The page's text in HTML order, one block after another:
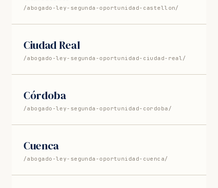
/abogado-ley-segunda-oportunidad-castellon/
Ciudad Real
/abogado-ley-segunda-oportunidad-ciudad-real/
Córdoba
/abogado-ley-segunda-oportunidad-cordoba/
Cuenca
/abogado-ley-segunda-oportunidad-cuenca/